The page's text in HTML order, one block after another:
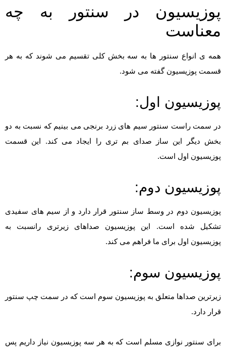
پوزیسیون در سنتور به چه
معناست
همه ی انواع سنتور ها به سه بخش کلی تقسیم می شوند که به هر
قسمت پوزیسیون گفته می شود.
پوزیسیون اول:
در سمت راست سنتور سیم های زرد برنجی می بینیم که نسبت به دو
بخش دیگر این ساز صدای بم تری را ایجاد می کند. این قسمت
پوزیسیون اول است.
پوزیسیون دوم:
پوزیسیون دوم در وسط ساز سنتور قرار دارد و از سیم های سفیدی
تشکیل شده است. این پوزیسیون صداهای زیرتری رانسبت به
پوزیسیون اول برای ما فراهم می کند.
پوزیسیون سوم:
زیرترین صداها متعلق به پوزیسیون سوم است که در سمت چپ سنتور
قرار دارد.
برای سنتور نوازی مسلم است که به هر سه پوزیسیون نیاز داریم پس